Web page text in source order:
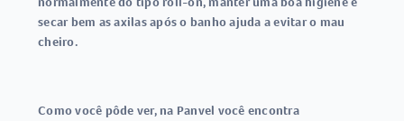
secar bem as axilas após o banho ajuda a evitar o mau
cheiro.
Como você pôde ver, na Panvel você encontra